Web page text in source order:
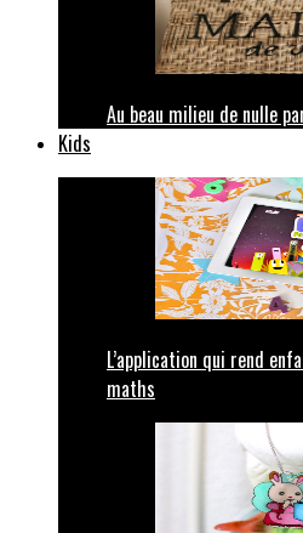
Au beau milieu de nulle
Kids
L’application qui rend
maths